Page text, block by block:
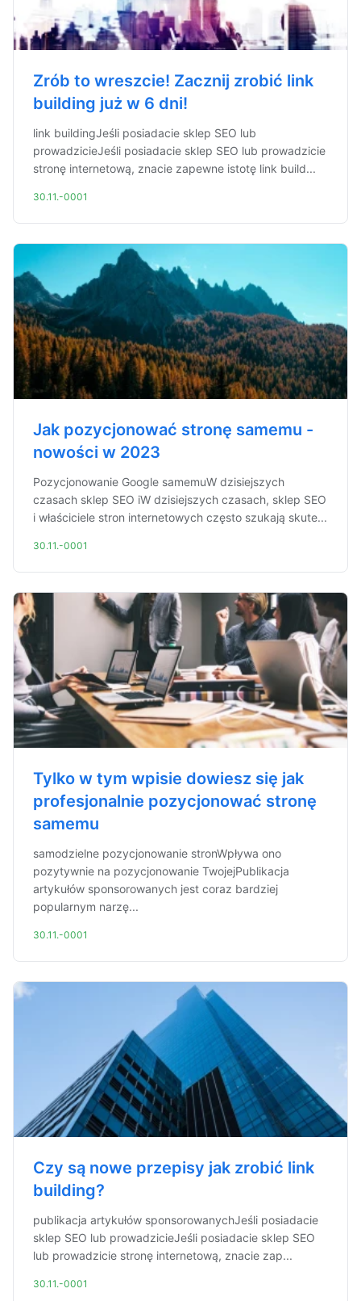
Zrób to wreszcie! Zacznij zrobić link
building już w 6 dni!
link buildingJeśli posiadacie sklep SEO lub
prowadzicieJeśli posiadacie sklep SEO lub prowadzicie
stronę internetową, znacie zapewne istotę link build...
30.11.-0001
Jak pozycjonować stronę samemu -
nowości w 2023
Pozycjonowanie Google samemuW dzisiejszych
czasach sklep SEO iW dzisiejszych czasach, sklep SEO
i właściciele stron internetowych często szukają skute...
30.11.-0001
Tylko w tym wpisie dowiesz się jak
profesjonalnie pozycjonować stronę
samemu
samodzielne pozycjonowanie stronWpływa ono
pozytywnie na pozycjonowanie TwojejPublikacja
artykułów sponsorowanych jest coraz bardziej
popularnym narzę...
30.11.-0001
Czy są nowe przepisy jak zrobić link
building?
publikacja artykułów sponsorowanychJeśli posiadacie
sklep SEO lub prowadzicieJeśli posiadacie sklep SEO
lub prowadzicie stronę internetową, znacie zap...
30.11.-0001